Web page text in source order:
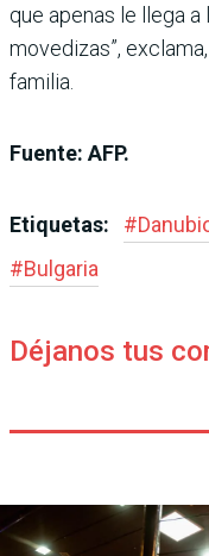
que apenas le llega a
movedizas”,
familia.
Fuente: AFP.
Etiquetas: #
#Bulgaria
Déjanos tus